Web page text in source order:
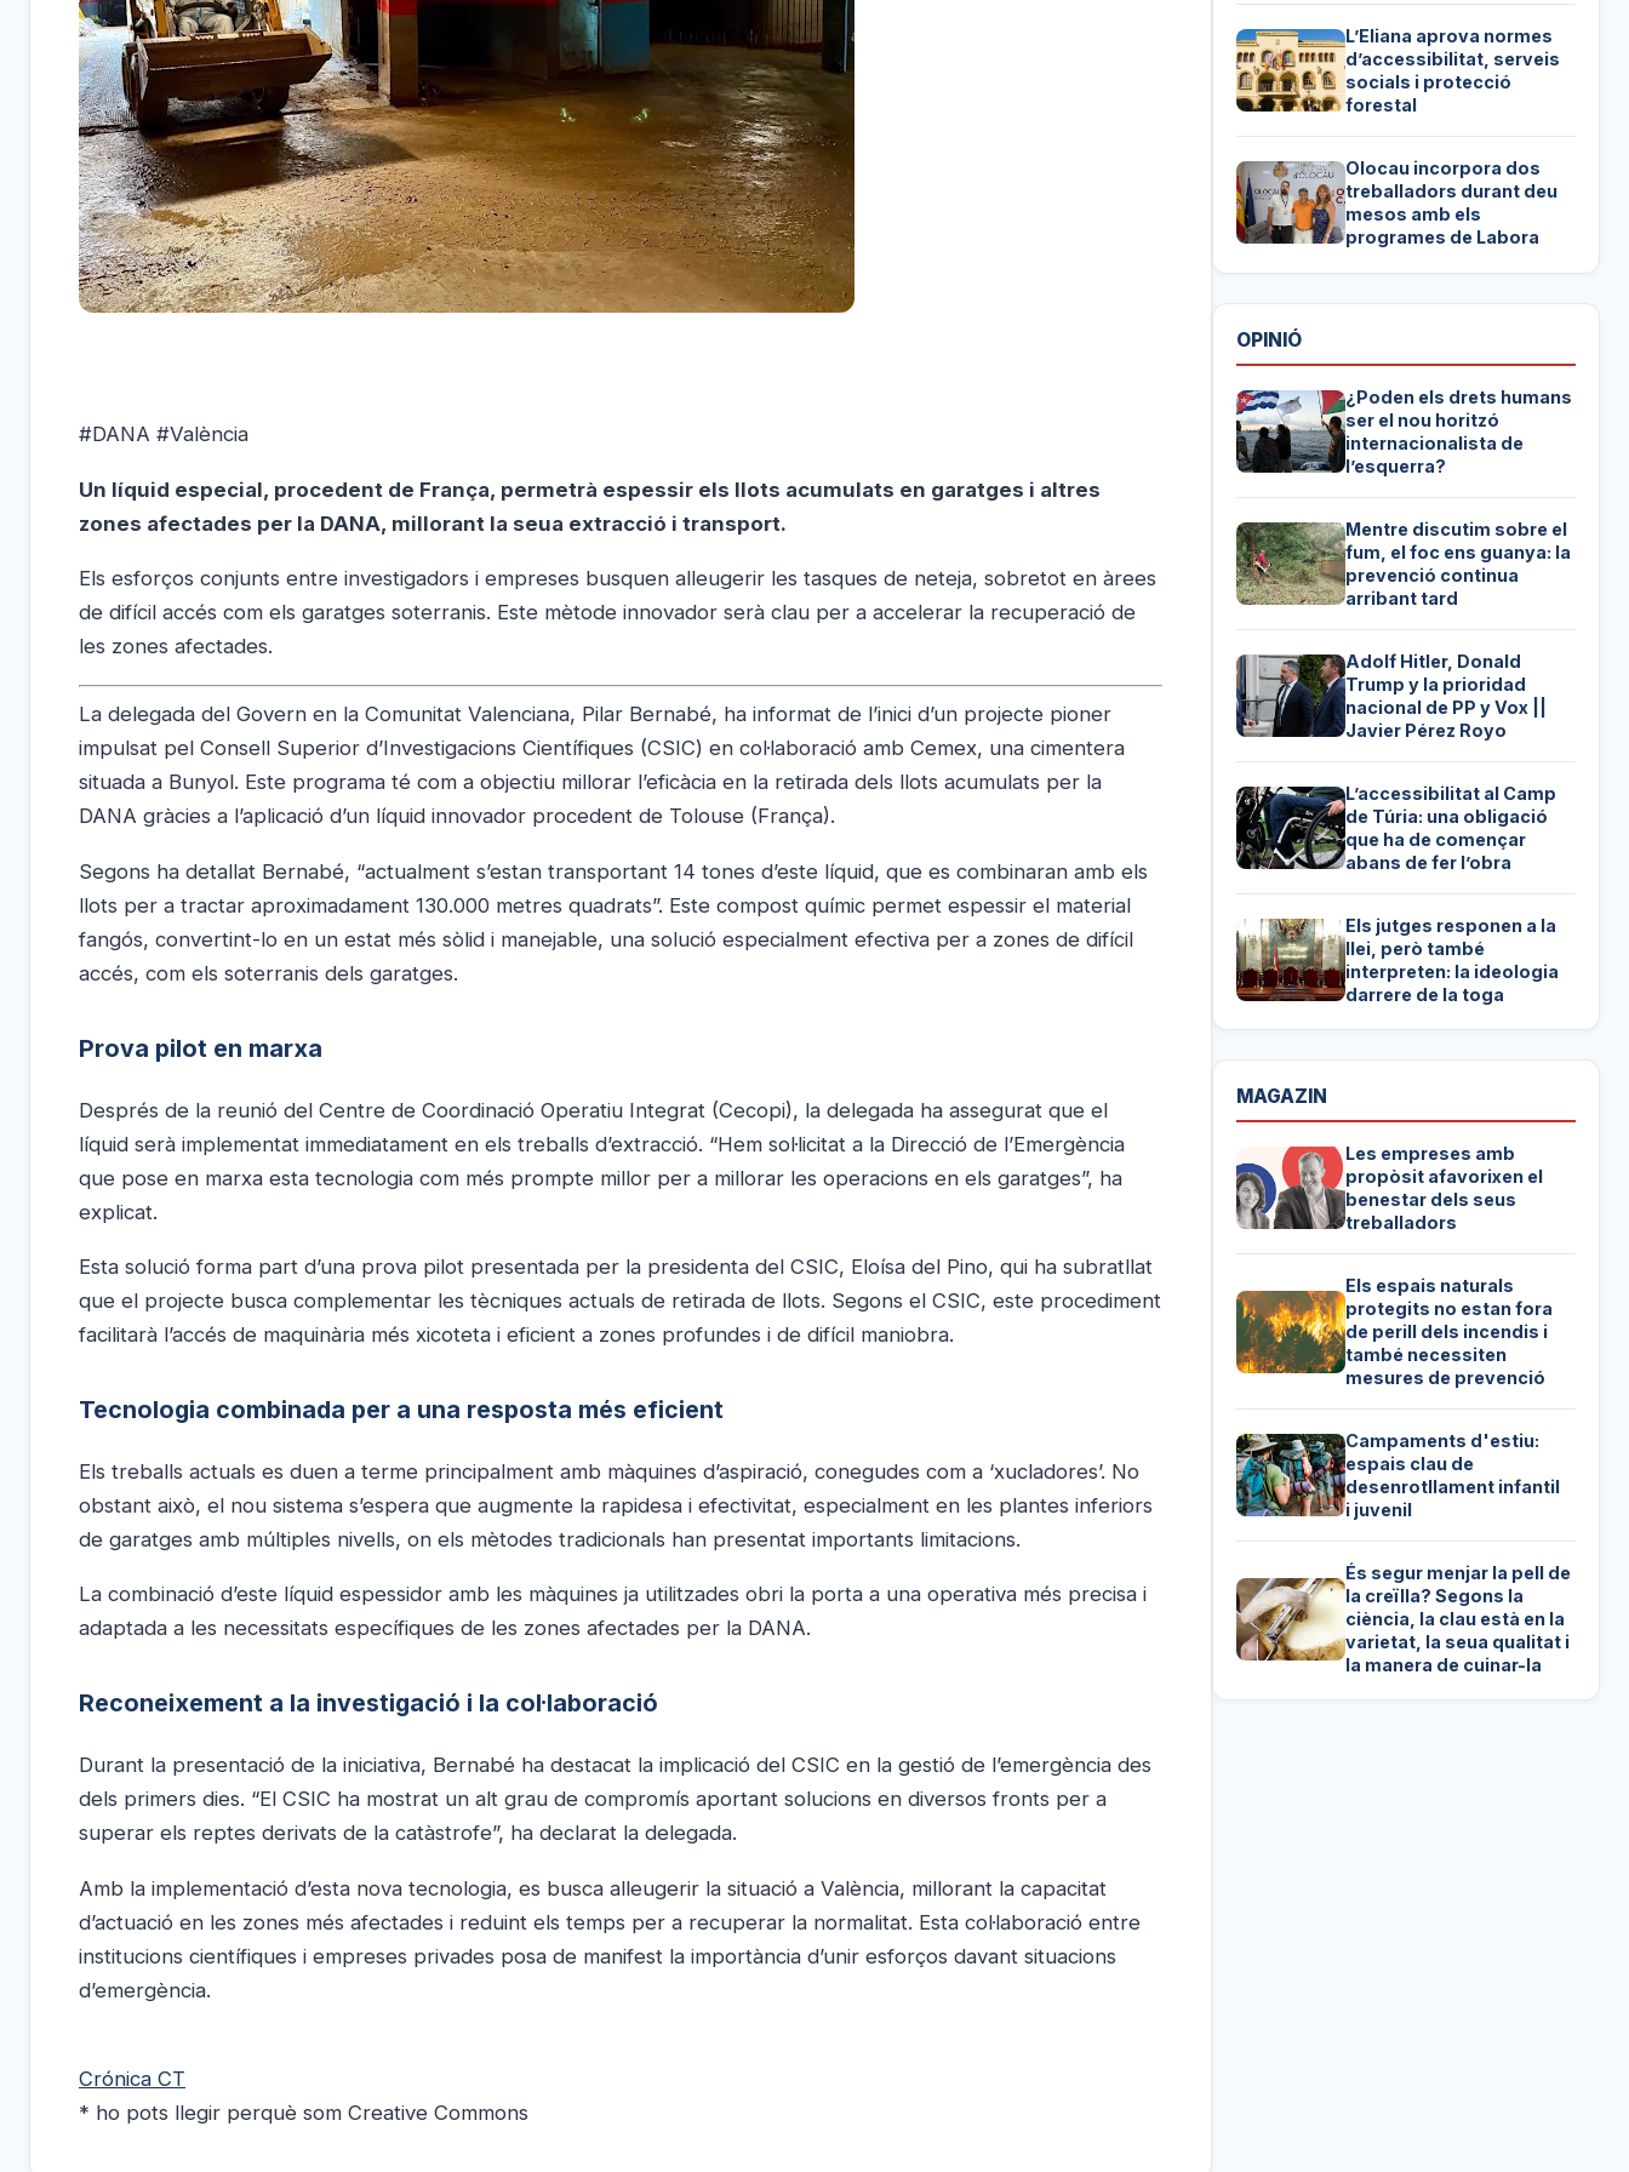
#DANA #València
Un líquid especial, procedent de França, permetrà espessir els llots acumulats en garatges i altres
zones afectades per la DANA, millorant la seua extracció i transport.
Els esforços conjunts entre investigadors i empreses busquen alleugerir les tasques de neteja, sobretot en àrees
de difícil accés com els garatges soterranis. Este mètode innovador serà clau per a accelerar la recuperació de
les zones afectades.
La delegada del Govern en la Comunitat Valenciana, Pilar Bernabé, ha informat de l’inici d’un projecte pioner
impulsat pel Consell Superior d’Investigacions Científiques (CSIC) en col·laboració amb Cemex, una cimentera
situada a Bunyol. Este programa té com a objectiu millorar l’eficàcia en la retirada dels llots acumulats per la
DANA gràcies a l’aplicació d’un líquid innovador procedent de Tolouse (França).
Segons ha detallat Bernabé, “actualment s’estan transportant 14 tones d’este líquid, que es combinaran amb els
llots per a tractar aproximadament 130.000 metres quadrats”. Este compost químic permet espessir el material
fangós, convertint-lo en un estat més sòlid i manejable, una solució especialment efectiva per a zones de difícil
accés, com els soterranis dels garatges.
Prova pilot en marxa
Després de la reunió del Centre de Coordinació Operatiu Integrat (Cecopi), la delegada ha assegurat que el
líquid serà implementat immediatament en els treballs d’extracció. “Hem sol·licitat a la Direcció de l’Emergència
que pose en marxa esta tecnologia com més prompte millor per a millorar les operacions en els garatges”, ha
explicat.
Esta solució forma part d’una prova pilot presentada per la presidenta del CSIC, Eloísa del Pino, qui ha subratllat
que el projecte busca complementar les tècniques actuals de retirada de llots. Segons el CSIC, este procediment
facilitarà l’accés de maquinària més xicoteta i eficient a zones profundes i de difícil maniobra.
Tecnologia combinada per a una resposta més eficient
Els treballs actuals es duen a terme principalment amb màquines d’aspiració, conegudes com a ‘xucladores’. No
obstant això, el nou sistema s’espera que augmente la rapidesa i efectivitat, especialment en les plantes inferiors
de garatges amb múltiples nivells, on els mètodes tradicionals han presentat importants limitacions.
La combinació d’este líquid espessidor amb les màquines ja utilitzades obri la porta a una operativa més precisa i
adaptada a les necessitats específiques de les zones afectades per la DANA.
Reconeixement a la investigació i la col·laboració
Durant la presentació de la iniciativa, Bernabé ha destacat la implicació del CSIC en la gestió de l’emergència des
dels primers dies. “El CSIC ha mostrat un alt grau de compromís aportant solucions en diversos fronts per a
superar els reptes derivats de la catàstrofe”, ha declarat la delegada.
Amb la implementació d’esta nova tecnologia, es busca alleugerir la situació a València, millorant la capacitat
d’actuació en les zones més afectades i reduint els temps per a recuperar la normalitat. Esta col·laboració entre
institucions científiques i empreses privades posa de manifest la importància d’unir esforços davant situacions
d’emergència.
Crónica CT
* ho pots llegir perquè som Creative Commons
L’Eliana aprova normes
d’accessibilitat, serveis
socials i protecció
forestal
Olocau incorpora dos
treballadors durant deu
mesos amb els
programes de Labora
OPINIÓ
¿Poden els drets humans
ser el nou horitzó
internacionalista de
l’esquerra?
Mentre discutim sobre el
fum, el foc ens guanya: la
prevenció continua
arribant tard
Adolf Hitler, Donald
Trump y la prioridad
nacional de PP y Vox ||
Javier Pérez Royo
L’accessibilitat al Camp
de Túria: una obligació
que ha de començar
abans de fer l’obra
Els jutges responen a la
llei, però també
interpreten: la ideologia
darrere de la toga
MAGAZIN
Les empreses amb
propòsit afavorixen el
benestar dels seus
treballadors
Els espais naturals
protegits no estan fora
de perill dels incendis i
també necessiten
mesures de prevenció
Campaments d'estiu:
espais clau de
desenrotllament infantil
i juvenil
És segur menjar la pell de
la creïlla? Segons la
ciència, la clau està en la
varietat, la seua qualitat i
la manera de cuinar-la